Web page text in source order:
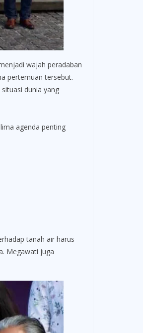
wajah peradaban
pertemuan tersebut.
dunia yang
agenda penting
tanah air harus
Megawati juga